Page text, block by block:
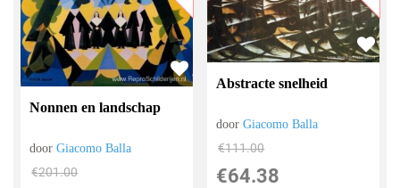
Nonnen en landschap
doorGiacomo Balla
€201.00
Abstracte snelheid
doorGiacomo Balla
€111.00
€64.38